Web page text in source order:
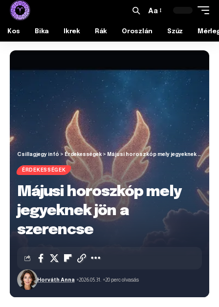
Aa
Kos Bika Ikrek Rák Oroszlán Szűz
Csillagjegy infó > Érdekességek > Májusi horoszkóp mely jegyeknek jön a szerencse
ÉRDEKESSÉGEK
Májusi horoszkóp mely
jegyeknek jön a
szerencse
Horváth Anna 2026.05.31. 20 perc olvasás